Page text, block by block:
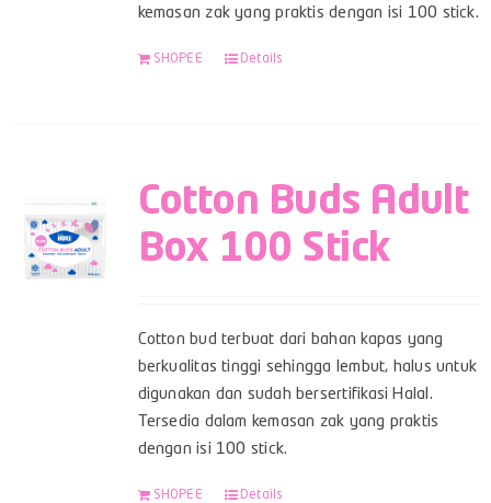
kemasan zak yang praktis dengan isi 100 stick.
SHOPEE Details
Cotton Buds Adult
Box 100 Stick
Cotton bud terbuat dari bahan kapas yang
berkualitas tinggi sehingga lembut, halus untuk
digunakan dan sudah bersertifikasi Halal.
Tersedia dalam kemasan zak yang praktis
dengan isi 100 stick.
SHOPEE Details